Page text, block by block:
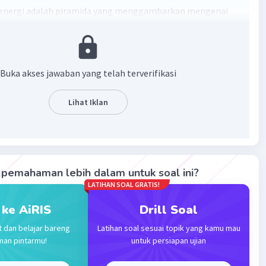
adalah piramida yang menggambarkan mengenai
dapat diambil oleh satu tingkat trofik adalah sebesar
energi yg dimiliki 10.000 kkal
energi yg dapat diambil dari padi adalah 1.000 kkal
·0.0(0)
Buka akses jawaban yang telah terverifikasi
Lihat Iklan
lebih dalam untuk soal ini?
AiRIS
dan belajar bareng
pintarmu!
LATIHAN SOAL GRATIS!
Drill Soal
Latihan soal sesuai topik yang kamu mau
untuk persiapan ujian